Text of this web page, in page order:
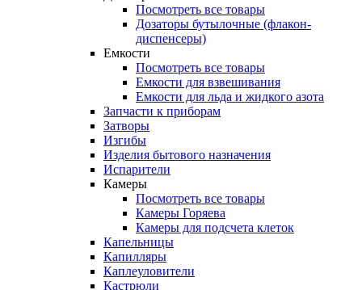
Посмотреть все товары
Дозаторы бутылочные (флакон-
диспенсеры)
Емкости
Посмотреть все товары
Емкости для взвешивания
Емкости для льда и жидкого азота
Запчасти к приборам
Затворы
Изгибы
Изделия бытового назначения
Испарители
Камеры
Посмотреть все товары
Камеры Горяева
Камеры для подсчета клеток
Капельницы
Капилляры
Каплеуловители
Кастрюли